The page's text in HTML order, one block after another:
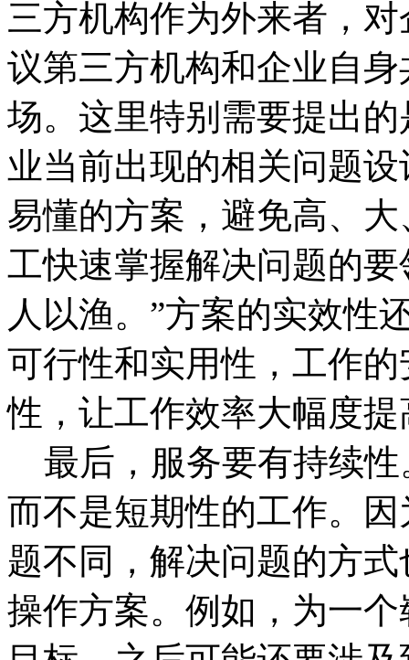
三方机构作为外来者，
议第三方机构和企业自
场。这里特别需要提出
业当前出现的相关问题
易懂的方案，避免高、
工快速掌握解决问题的
人以渔。”方案的实效性
可行性和实用性，工作
性，让工作效率大幅度提
最后，服务要有持续性
而不是短期性的工作。
题不同，解决问题的方
操作方案。例如，为一